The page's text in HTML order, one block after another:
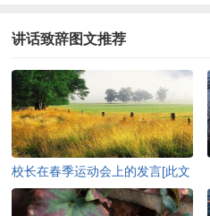
讲话致辞图文推荐
校长在春季运动会上的发言[此文
共3061字]